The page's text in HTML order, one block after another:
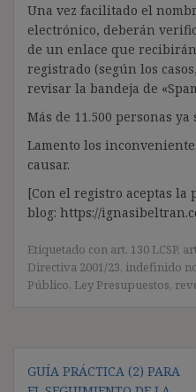
Una vez facilitado el
electrónico, deberán
de un enlace que
registrado (según los
revisar la bandeja de
Más de 11.500 personas
Lamento los
causar.
[Con el registro aceptas
blog: https://
Etiquetado con art. 130 LCSP,
Directiva 2001/23, indefinido
Público, Ley Presupuestos,
Navegación
de
GUÍA PRÁCTICA (2) PARA